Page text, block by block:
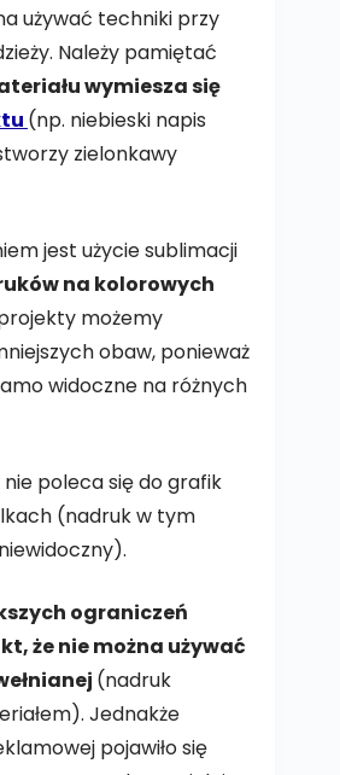
używać techniki przy
Należy pamiętać
wymiesza się
(np. niebieski napis
zielonkawy
jest użycie sublimacji
na kolorowych
możemy
obaw, ponieważ
widoczne na różnych
poleca się do grafik
(nadruk w tym
ograniczeń
że nie można używać
(nadruk
Jednakże
pojawiło się